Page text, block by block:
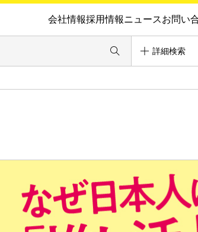
会社情報採用情報ニュースお問い
詳細検索